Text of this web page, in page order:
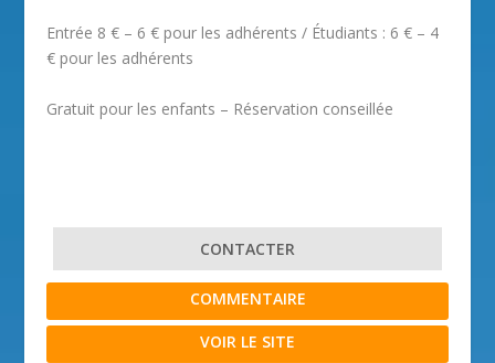
Entrée 8 € – 6 € pour les adhérents / Étudiants : 6 € – 4
€ pour les adhérents
Gratuit pour les enfants – Réservation conseillée
CONTACTER
COMMENTAIRE
VOIR LE SITE